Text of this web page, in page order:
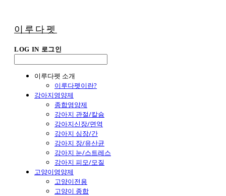
이루다펫
LOG IN 로그인
이루다펫 소개
이루다펫이란?
강아지영양제
종합영양제
강아지 관절/칼슘
강아지신장/면역
강아지 심장/간
강아지 장/유산균
강아지 눈/스트레스
강아지 피모/모질
고양이영양제
고양이전용
고양이 종합